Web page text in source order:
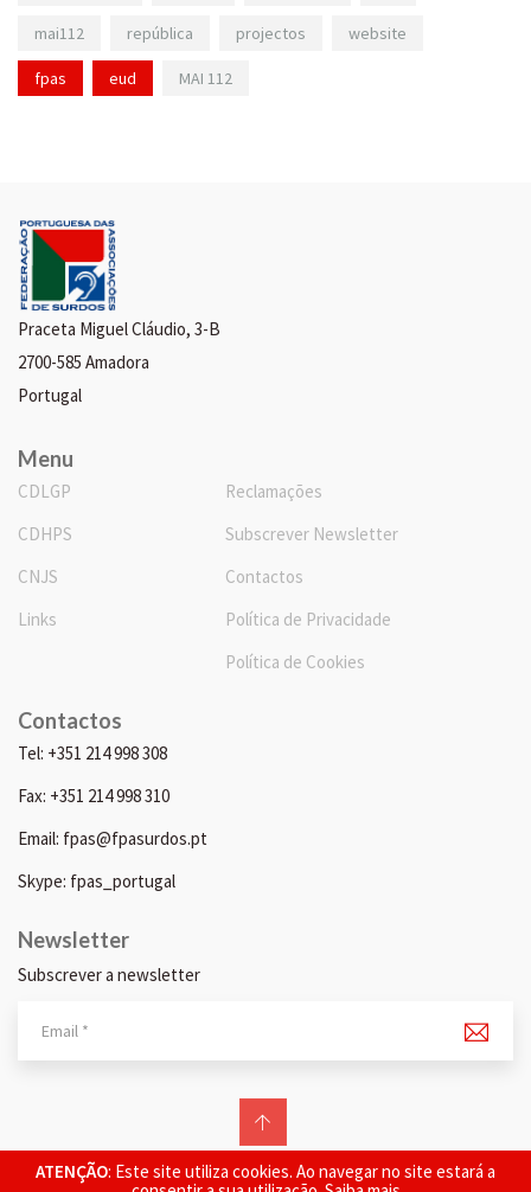
ATENÇÃO: Este site utiliza cookies. Ao navegar no site estará a
mai112 república projectos website
fpas eud MAI 112
Praceta Miguel Cláudio, 3-B
2700-585 Amadora
Portugal
Menu
CDLGP
CDHPS
CNJS
Links
Reclamações
Subscrever Newsletter
Contactos
Política de Privacidade
Política de Cookies
Contactos
Tel: +351 214 998 308
Fax: +351 214 998 310
Email: fpas@fpasurdos.pt
Skype: fpas_portugal
Newsletter
Subscrever a newsletter
© 2026 FPAS. Todos os direitos reservados.